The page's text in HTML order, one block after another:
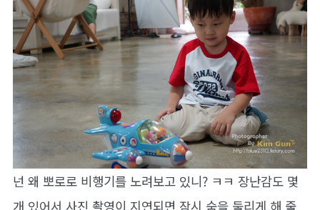
넌 왜 뽀로로 비행기를 노려보고 있니? ㅋㅋ 장난감도 몇
개 있어서 사진 촬영이 지연되면 잠시 숨을 둘리게 해 줄